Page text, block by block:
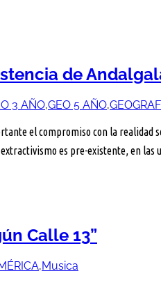
de
3 AÑO,GEO 5 AÑO,
el compromiso con la
es pre-existente, en
Calle 13”
,Musica